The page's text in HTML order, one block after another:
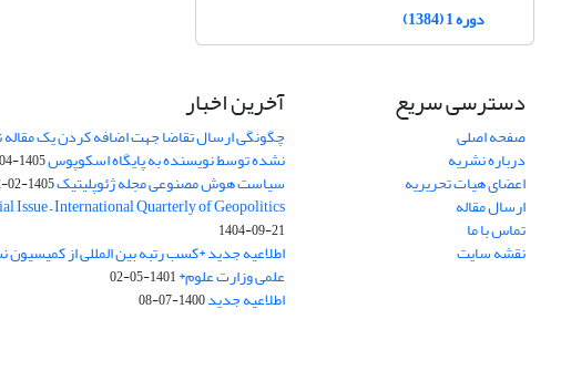
دوره 1 (1384)
دسترسی سریع
صفحه اصلی
درباره نشریه
اعضای هیات تحریریه
ارسال مقاله
تماس با ما
نقشه سایت
آخرین اخبار
چگونگی ارسال تقاضا جهت اضافه کردن یک مقاله
نشده توسط نویسنده به پایگاه اسکوپوس1405-04-27
سیاست هوش مصنوعی مجله ژئوپلیتیک1405-02-22
Issue – International Quarterly of Geopolitics
1404-09-21
اطلاعیه جدید *کسب رتبه بین المللی از کمیسیون
علمی وزارت علوم*1401-05-02
اطلاعیه جدید1400-07-08